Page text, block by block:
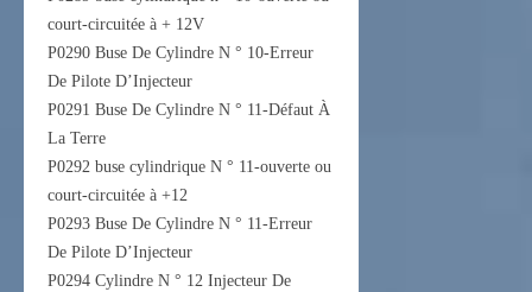
court-circuitée à + 12V
P0290 Buse De Cylindre N ° 10-Erreur
De Pilote D’Injecteur
P0291 Buse De Cylindre N ° 11-Défaut À
La Terre
P0292 buse cylindrique N ° 11-ouverte ou
court-circuitée à +12
P0293 Buse De Cylindre N ° 11-Erreur
De Pilote D’Injecteur
P0294 Cylindre N ° 12 Injecteur De